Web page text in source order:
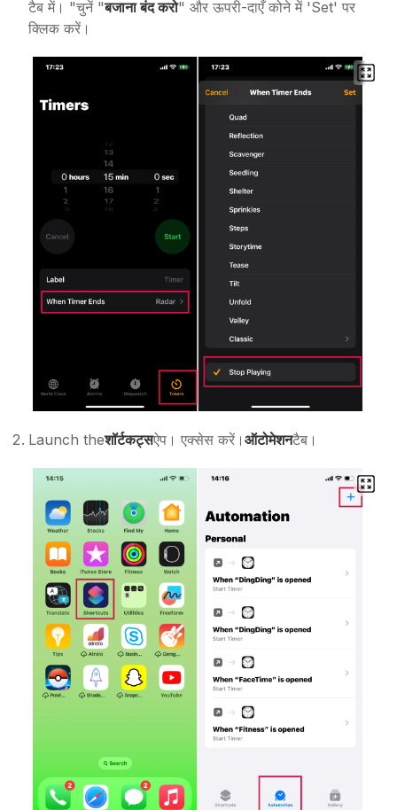
टैब में। "चुनें "बजाना बंद करो" और ऊपरी-दाएँ कोने में 'Set' पर
क्लिक करें।
Launch theशॉर्टकट्सऐप। एक्सेस करें। ऑटोमेशनटैब।